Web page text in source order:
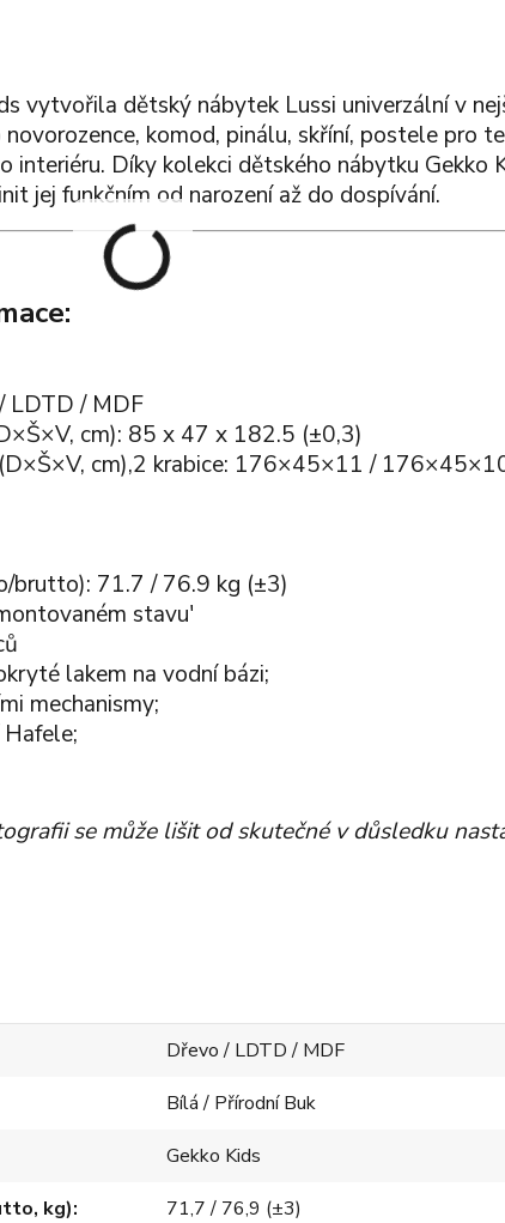
vytvořila dětský nábytek Lussi univerzální v
komod, pinálu, skříní, postele pro
interiéru. Díky kolekci dětského nábytku
jej funkčním od narození až do dospívání.
LDTD / MDF
cm): 85 x 47 x 182.5 (±0,3)
cm),2 krabice: 176×45×11 /
brutto): 71.7 / 76.9 kg (±3)
stavu'
lakem na vodní bázi;
mechanismy;
se může lišit od skutečné v důsledku
Dřevo / LDTD / MDF
Bílá / Přírodní Buk
Gekko Kids
kg)
71,7 / 76,9 (±3)